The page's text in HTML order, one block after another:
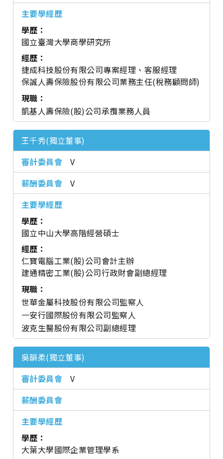
學歷：
國立臺灣大學商學研究所
經歷：
捷成科技股份有限公司專案經理、客服經理
保誠人壽保險股份有限公司業務主任(稅務顧問師)
現職：
凱基人壽保險(股)公司承攬業務人員
王千秀(獨立董事)
V
V
學歷：
國立中山大學高階經營碩士
經歷：
仁寶電腦工業(股)公司會計主辦
建通精密工業(股)公司行政財會副總經理
現職：
世華金屬科技股份有限公司監察人
一安行國際股份有限公司監察人
波克生醫股份有限公司副總經理
吳韻柔(獨立董事)
V
學歷：
大葉大學國際企業管理學系